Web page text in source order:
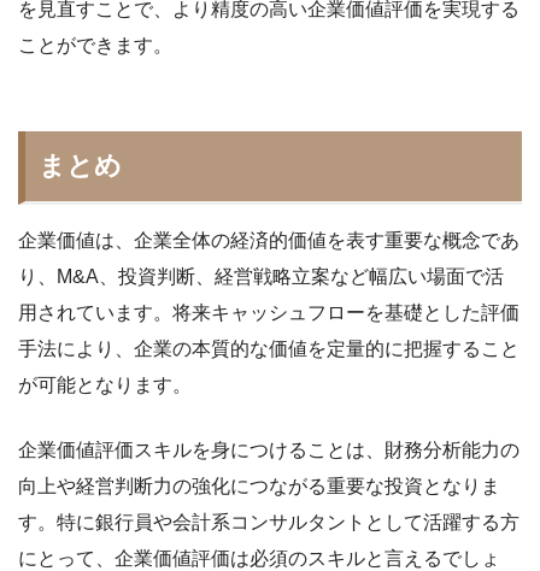
を見直すことで、より精度の高い企業価値評価を実現する
ことができます。
まとめ
企業価値は、企業全体の経済的価値を表す重要な概念であ
り、M&A、投資判断、経営戦略立案など幅広い場面で活
用されています。将来キャッシュフローを基礎とした評価
手法により、企業の本質的な価値を定量的に把握すること
が可能となります。
企業価値評価スキルを身につけることは、財務分析能力の
向上や経営判断力の強化につながる重要な投資となりま
す。特に銀行員や会計系コンサルタントとして活躍する方
にとって、企業価値評価は必須のスキルと言えるでしょ